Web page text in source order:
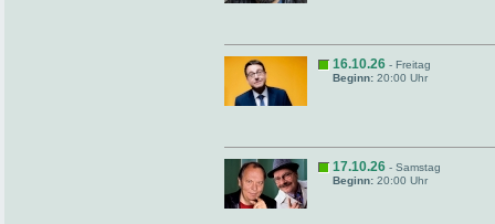
16.10.26 - Freitag
Beginn: 20:00 Uhr
17.10.26 - Samstag
Beginn: 20:00 Uhr